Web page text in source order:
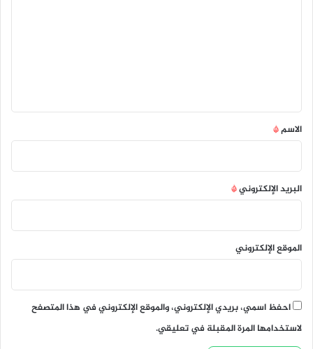
*
الاسم*
البريد الإلكتروني*
الموقع الإلكتروني
احفظ اسمي، بريدي الإلكتروني، والموقع الإلكتروني في هذا المتصفح
لاستخدامها المرة المقبلة في تعليقي.